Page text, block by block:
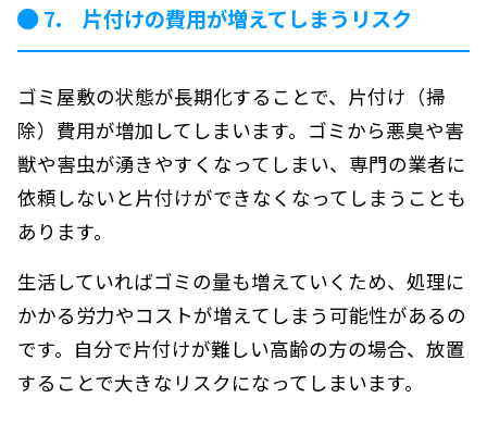
7. 片付けの費用が増えてしまうリスク
ゴミ屋敷の状態が長期化することで、片付け（掃
除）費用が増加してしまいます。ゴミから悪臭や害
獣や害虫が湧きやすくなってしまい、専門の業者に
依頼しないと片付けができなくなってしまうことも
あります。
生活していればゴミの量も増えていくため、処理に
かかる労力やコストが増えてしまう可能性があるの
です。自分で片付けが難しい高齢の方の場合、放置
することで大きなリスクになってしまいます。